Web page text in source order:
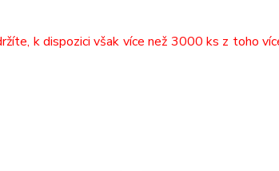
k dispozici však více než 3000 ks z toho